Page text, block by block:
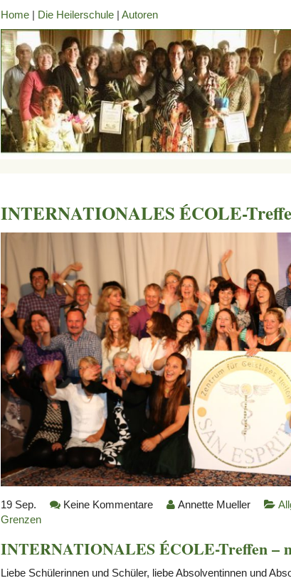
Home | Die Heilerschule | Autoren
INTERNATIONALES ÉCOLE-
19 Sep. Keine Kommentare Annette Mueller
Grenzen
INTERNATIONALES ÉCOLE-Treffen –
Liebe Schülerinnen und Schüler, liebe Absolventinnen und